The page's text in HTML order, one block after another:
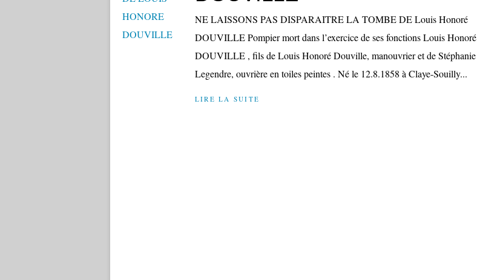
NE LAISSONS PAS DISPARAITRE LA TOMBE DE Louis Honoré
DOUVILLE Pompier mort dans l’exercice de ses fonctions Louis Honoré
DOUVILLE , fils de Louis Honoré Douville, manouvrier et de Stéphanie
Legendre, ouvrière en toiles peintes . Né le 12.8.1858 à Claye-Souilly...
LIRE LA SUITE